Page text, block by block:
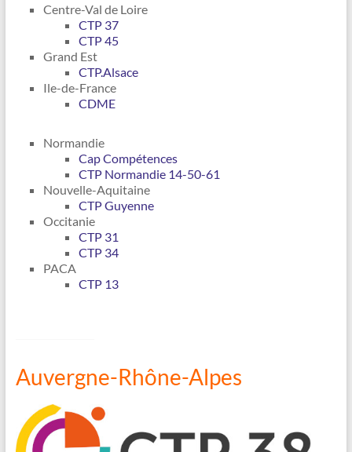
Centre-Val de Loire
CTP 37
CTP 45
Grand Est
CTP.Alsace
Ile-de-France
CDME
Normandie
Cap Compétences
CTP Normandie 14-50-61
Nouvelle-Aquitaine
CTP Guyenne
Occitanie
CTP 31
CTP 34
PACA
CTP 13
Auvergne-Rhône-Alpes